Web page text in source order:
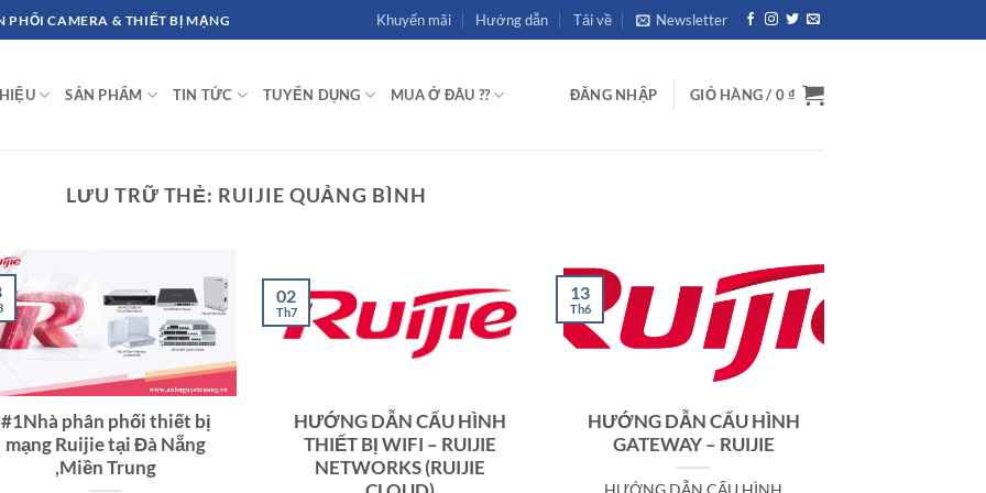
PHỐI CAMERA & THIẾT BỊ MẠNG Khuyến mãi Hướng dẫn Tải về Newsletter
SẢN PHẨM TIN TỨC TUYỂN DỤNG MUA Ở ĐÂU ?? ĐĂNG NHẬP GIỎ HÀNG / 0₫
LƯU TRỮ THẺ: RUIJIE QUẢNG BÌNH
#1Nhà phân phối thiết bị
mạng Ruijie tại Đà Nẵng
,Miền Trung
HƯỚNG DẪN CẤU HÌNH
THIẾT BỊ WIFI – RUIJIE
NETWORKS (RUIJIE
02
Th7
HƯỚNG DẪN CẤU HÌNH
GATEWAY – RUIJIE
13
Th6